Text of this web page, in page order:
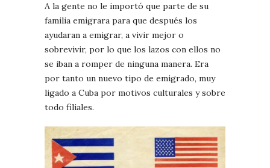
A la gente no le importó que parte de su
familia emigrara para que después los
ayudaran a emigrar, a vivir mejor o
sobrevivir, por lo que los lazos con ellos no
se iban a romper de ninguna manera. Era
por tanto un nuevo tipo de emigrado, muy
ligado a Cuba por motivos culturales y sobre
todo filiales.